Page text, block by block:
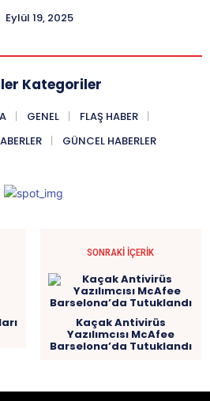
Eylül 19, 2025
Kategoriler
GENEL
FLAŞ HABER
GÜNCEL HABERLER
SONRAKI İÇERIK
Kaçak Antivirüs
Yazılımcısı McAfee
Barselona’da Tutuklandı